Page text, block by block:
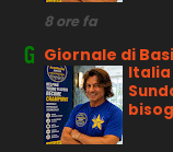
8 ore fa
Giornale di
Italia